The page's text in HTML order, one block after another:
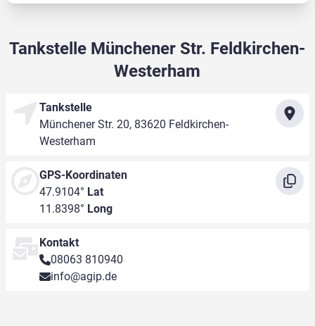
Tankstelle Münchener Str. Feldkirchen-
Westerham
Tankstelle
Münchener Str. 20, 83620 Feldkirchen-
Westerham
GPS-Koordinaten
47.9104° Lat
11.8398° Long
Kontakt
08063 810940
info@agip.de